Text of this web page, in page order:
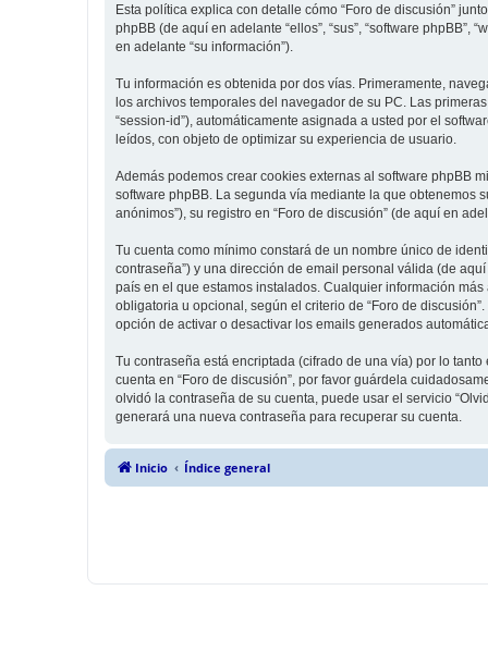
Esta política explica con detalle cómo “Foro de discusión”
phpBB (de aquí en adelante “ellos”, “sus”, “software
en adelante “su información”).
Tu información es obtenida por dos vías. Primeramente,
los archivos temporales del navegador de su PC. Las
“session-id”), automáticamente asignada a usted por el
leídos, con objeto de optimizar su experiencia de usuario.
Además podemos crear cookies externas al software phpBB
software phpBB. La segunda vía mediante la que obtenemos
anónimos”), su registro en “Foro de discusión” (de aquí en
Tu cuenta como mínimo constará de un nombre único de
contraseña”) y una dirección de email personal válida (de
país en el que estamos instalados. Cualquier información
obligatoria u opcional, según el criterio de “Foro de
opción de activar o desactivar los emails generados
Tu contraseña está encriptada (cifrado de una vía) por lo
cuenta en “Foro de discusión”, por favor guárdela
olvidó la contraseña de su cuenta, puede usar el servicio
generará una nueva contraseña para recuperar su cuenta.
Inicio Índice general